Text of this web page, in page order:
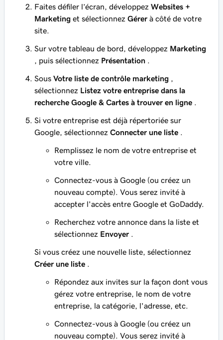
Faites défiler l’écran, développez Websites +
Marketing et sélectionnez Gérer à côté de votre
site.
Sur votre tableau de bord, développez Marketing
, puis sélectionnez Présentation
Sous Votre liste de contrôle marketing
sélectionnez Listez votre entreprise dans la
recherche Google & Cartes à trouver en ligne
Si votre entreprise est déjà répertoriée sur
Google, sélectionnez Connecter une liste
Remplissez le nom de votre entreprise et
votre ville.
Connectez-vous à Google (ou créez un
nouveau compte). Vous serez invité à
accepter l'accès entre Google et GoDaddy.
Recherchez votre annonce dans la liste et
sélectionnez Envoyer
Si vous créez une nouvelle liste, sélectionnez
Créer une liste
Répondez aux invites sur la façon dont vous
gérez votre entreprise, le nom de votre
entreprise, la catégorie, l'adresse, etc.
Connectez-vous à Google (ou créez un
nouveau compte). Vous serez invité à